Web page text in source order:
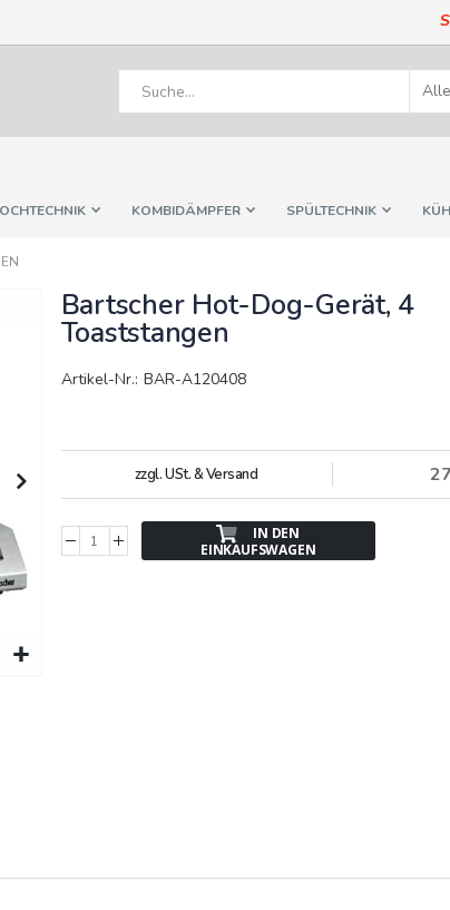
KOMBIDÄMPFER SPÜLTECHNIK
Bartscher Hot-Dog-Gerät, 4
Toaststangen
Artikel-Nr.: BAR-A120408
zzgl. USt. & Versand
IN DEN
EINKAUFSWAGEN